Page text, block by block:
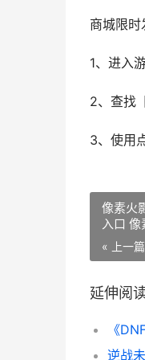
商城限时
1、进入
2、查找
3、使用
像素火
入口
« 上一篇
延伸阅
逆战